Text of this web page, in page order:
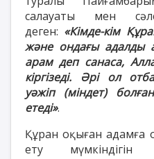
салауаты мен
деген: «Кімде-кім
және ондағы адалды
арам деп санаса,
кіргізеді. Әрі ол
уәжіп (міндет)
етеді».
Құран оқыған адамға
ету мүмкіндігін